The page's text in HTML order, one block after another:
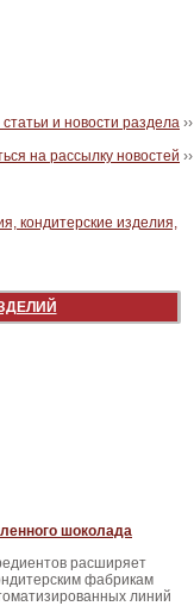
и новости раздела ››
на рассылку новостей ››
шоколада
расши­ряет
фа­брикам
линий